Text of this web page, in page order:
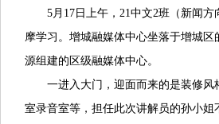
5月17日上午，21中文2班（新闻
摩学习。增城融媒体中心坐落于增城
源组建的区级融媒体中心。
一进入大门，迎面而来的是装修
室录音室等，担任此次讲解员的孙小